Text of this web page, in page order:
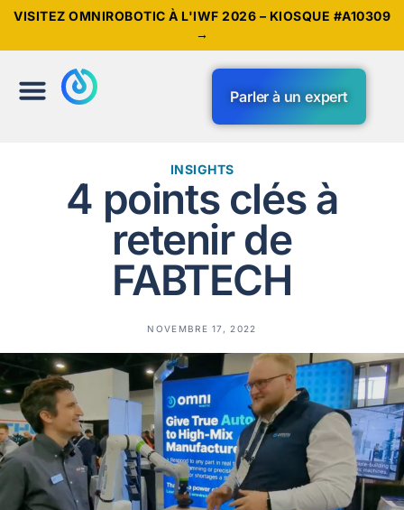
VISITEZ OMNIROBOTIC À L'IWF 2026 – KIOSQUE #A10309
→
Parler à un expert
INSIGHTS
4 points clés à
retenir de
FABTECH
NOVEMBRE 17, 2022